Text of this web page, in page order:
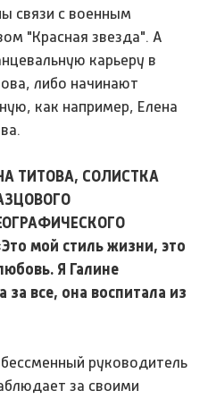
связи с военным
"Красная звезда". А
карьеру в
либо начинают
как например, Елена
ТИТОВА, СОЛИСТКА
мой стиль жизни, это
Я Галине
за все, она воспитала из
руководитель
за своими